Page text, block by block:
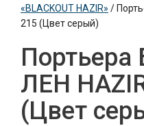
«BLACKOUT HAZIR» /
215 (Цвет серый)
ЛЕН
(Цвет